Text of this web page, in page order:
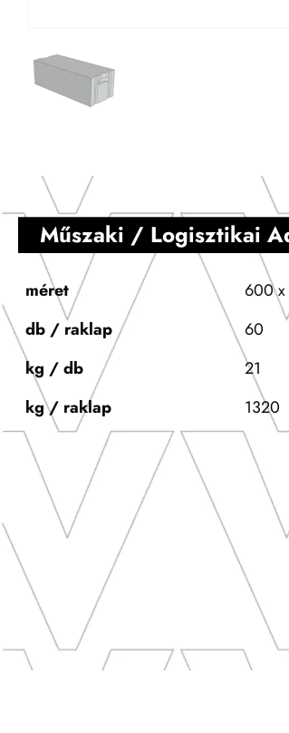
Műszaki / Logisztikai
méret
600
db / raklap
60
kg / db
21
kg / raklap
1320